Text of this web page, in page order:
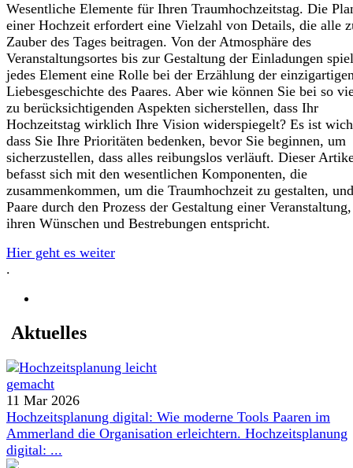
Wesentliche Elemente für Ihren Traumhochzeitstag. Die
einer Hochzeit erfordert eine Vielzahl von Details, die alle
Zauber des Tages beitragen. Von der Atmosphäre des
Veranstaltungsortes bis zur Gestaltung der Einladungen
jedes Element eine Rolle bei der Erzählung der
Liebesgeschichte des Paares. Aber wie können Sie bei so
zu berücksichtigenden Aspekten sicherstellen, dass Ihr
Hochzeitstag wirklich Ihre Vision widerspiegelt? Es ist
dass Sie Ihre Prioritäten bedenken, bevor Sie beginnen, um
sicherzustellen, dass alles reibungslos verläuft. Dieser
befasst sich mit den wesentlichen Komponenten, die
zusammenkommen, um die Traumhochzeit zu gestalten,
Paare durch den Prozess der Gestaltung einer
ihren Wünschen und Bestrebungen entspricht.
Hier geht es weiter
.
Aktuelles
11 Mar 2026
Hochzeitsplanung digital: Wie moderne Tools Paaren im
Ammerland die Organisation erleichtern. Hochzeitsplanung
digital: ...